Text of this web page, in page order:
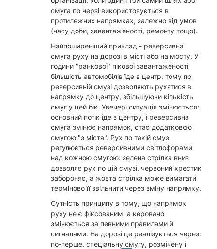
смуга по черзі використовується в
протилежних напрямках, залежно від умов
(часу доби, завантаженості, ремонту тощо).
Найпоширеніший приклад - реверсивна
смуга руху на дорозі в місті або на мосту. У
години "ранкової" пікової завантаженості
більшість автомобілів їде в центр, тому по
реверсивній смузі дозволяють рухатися в
напрямку до центру, збільшуючи кількість
смуг у цей бік. Увечері ситуація змінюється:
основний потік іде з центру, і реверсивна
смуга змінює напрямок, стає додатковою
смугою "з міста". Рух по такій смузі
регулюється реверсивними світлофорами
над кожною смугою: зелена стрілка вниз
дозволяє рух по цій смузі, червоний хрестик
забороняє, а жовта стрілка може вимагати
терміново її звільнити через зміну напрямку.
Сутність принципу в тому, що напрямок
руху не є фіксованим, а керовано
змінюється за певними правилами й
сигналами. На дорозі це реалізується через:
по‑перше, спеціальну смугу, розмічену і